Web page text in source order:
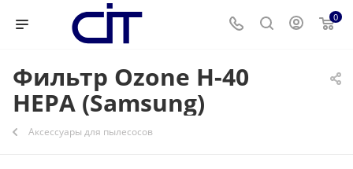
0
Фильтр Ozone H-40
HEPA (Samsung)
Аксессуары для пылесосов